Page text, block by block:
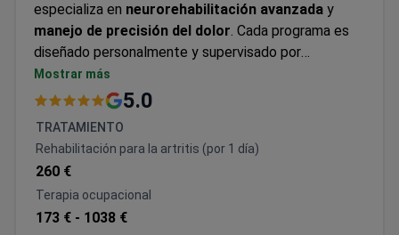
especializa en neurorehabilitación avanzada y
manejo de precisión del dolor. Cada programa es
diseñado personalmente y supervisado por
especialistas en medicina de rehabilitación
utilizandotecnologías de vanguardia
Mostrar más
5.0
TRATAMIENTO
Rehabilitación para la artritis (por 1 día)
260 €
Terapia ocupacional
173 € - 1038 €